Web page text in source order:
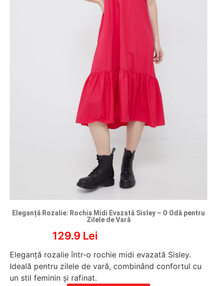
Eleganță Rozalie: Rochia Midi Evazată Sisley – O Odă pentru
Zilele de Vară
129.9 Lei
Eleganță rozalie într-o rochie midi evazată Sisley.
Ideală pentru zilele de vară, combinând confortul cu
un stil feminin și rafinat.